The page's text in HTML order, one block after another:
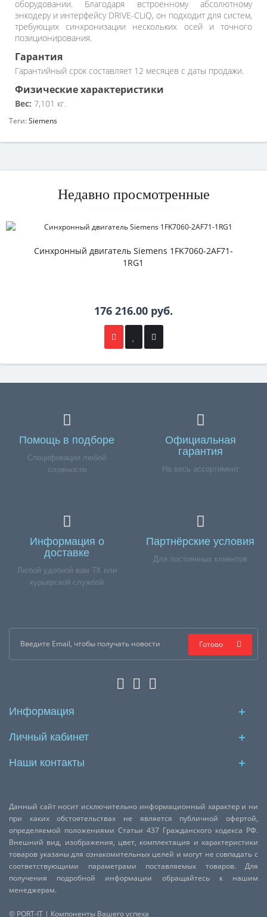
оборудовании. Благодаря встроенному абсолютному
энкодеру и интерфейсу DRIVE-CLiQ, он подходит для систем,
требующих синхронизации нескольких осей и точного
позиционирования.
Гарантия
Гарантийный срок составляет 12 месяцев с даты продажи.
Физические характеристики
Вес: 7,101 кг.
Теги:Siemens
Недавно просмотренные
Синхронный двигатель Siemens 1FK7060-2AF71-
1RG1
176 216.00 руб.
Помощь в подборе
Спецификации любой
сложности
Официальная
гарантия
На весь ассортимент
Информация о
доставке
Любой удобной вам ТК или
курьерской службой
Партнёрские условия
Для постоянных клиентов
Готово
Информация
Личный кабинет
Наши контакты
Данный сайт носит исключительно информационный характер и ни
при каких обстоятельствах не является публичной офертой,
определяемой положениями Статьи 437 Гражданского кодекса РФ.
Внешний вид, изображения, цвет, комплектация и характеристики
товаров указаны для ознакомительных целей и могут не совпадать с
соответствующими параметрами поставляемых товаров. Для
получения подробной информации обращайтесь к нашим
менеджерам.
© PORT-IT | Компоненты Вашего успеха